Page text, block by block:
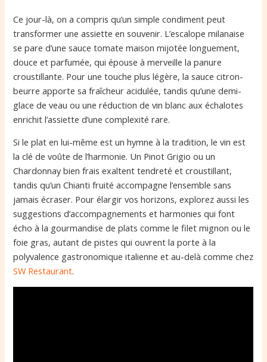
Ce jour-là, on a compris qu’un simple condiment peut
transformer une assiette en souvenir. L’escalope milanaise
se pare d’une sauce tomate maison mijotée longuement,
douce et parfumée, qui épouse à merveille la panure
croustillante. Pour une touche plus légère, la sauce citron-
beurre apporte sa fraîcheur acidulée, tandis qu’une demi-
glace de veau ou une réduction de vin blanc aux échalotes
enrichit l’assiette d’une complexité rare.
Si le plat en lui-même est un hymne à la tradition, le vin est
la clé de voûte de l’harmonie. Un Pinot Grigio ou un
Chardonnay bien frais exaltent tendreté et croustillant,
tandis qu’un Chianti fruité accompagne l’ensemble sans
jamais écraser. Pour élargir vos horizons, explorez aussi les
suggestions d’accompagnements et harmonies qui font
écho à la gourmandise de plats comme le filet mignon ou le
foie gras, autant de pistes qui ouvrent la porte à la
polyvalence gastronomique italienne et au-delà comme chez
SW Restaurant.